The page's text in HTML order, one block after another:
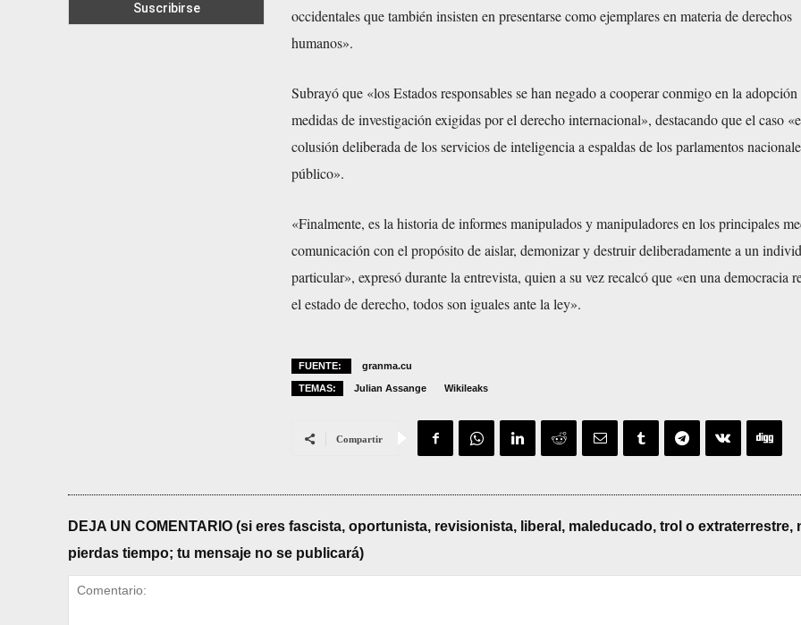
occidentales que también insisten en presentarse como ejemplares en materia de derechos
humanos».
Subrayó que «los Estados responsables se han negado a cooperar conmigo en la adopción
medidas de investigación exigidas por el derecho internacional», destacando que el caso
colusión deliberada de los servicios de inteligencia a espaldas de los parlamentos
público».
«Finalmente, es la historia de informes manipulados y manipuladores en los principales
comunicación con el propósito de aislar, demonizar y destruir deliberadamente a un
particular», expresó durante la entrevista, quien a su vez recalcó que «en una democracia
el estado de derecho, todos son iguales ante la ley».
FUENTE: granma.cu
TEMAS: Julian Assange Wikileaks
Compartir
DEJA UN COMENTARIO (si eres fascista, oportunista, revisionista, liberal, maleducado, trol o extraterrestre,
pierdas tiempo; tu mensaje no se publicará)